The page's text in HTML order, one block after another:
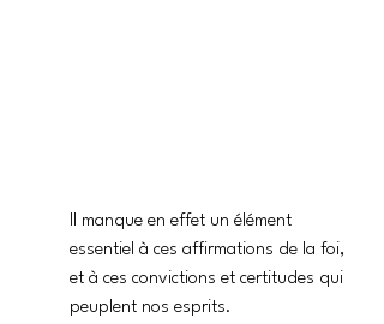
Il manque en effet un élément
essentiel à ces affirmations de la foi,
et à ces convictions et certitudes qui
peuplent nos esprits.